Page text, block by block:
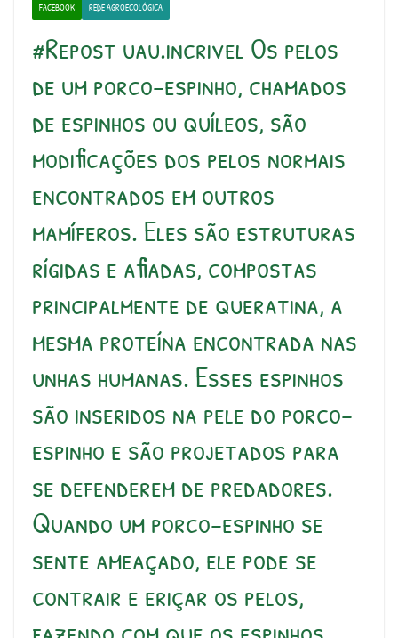
FACEBOOK REDE AGROECOLÓGICA
#Repost uau.incrivel Os pelos
de um porco-espinho, chamados
de espinhos ou quíleos, são
modificações dos pelos normais
encontrados em outros
mamíferos. Eles são estruturas
rígidas e afiadas, compostas
principalmente de queratina, a
mesma proteína encontrada nas
unhas humanas. Esses espinhos
são inseridos na pele do porco-
espinho e são projetados para
se defenderem de predadores.
Quando um porco-espinho se
sente ameaçado, ele pode se
contrair e eriçar os pelos,